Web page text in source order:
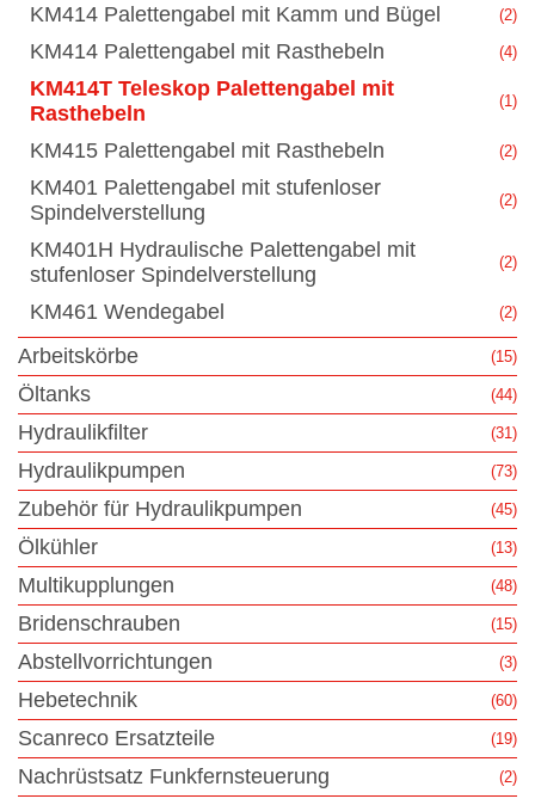
KM414 Palettengabel mit Kamm und Bügel (2)
KM414 Palettengabel mit Rasthebeln (4)
KM414T Teleskop Palettengabel mit
Rasthebeln
(1)
KM415 Palettengabel mit Rasthebeln (2)
KM401 Palettengabel mit stufenloser
Spindelverstellung
(2)
KM401H Hydraulische Palettengabel mit
stufenloser Spindelverstellung
(2)
KM461 Wendegabel (2)
Arbeitskörbe (15)
Öltanks (44)
Hydraulikfilter (31)
Hydraulikpumpen (73)
Zubehör für Hydraulikpumpen (45)
Ölkühler (13)
Multikupplungen (48)
Bridenschrauben (15)
Abstellvorrichtungen (3)
Hebetechnik (60)
Scanreco Ersatzteile (19)
Nachrüstsatz Funkfernsteuerung (2)